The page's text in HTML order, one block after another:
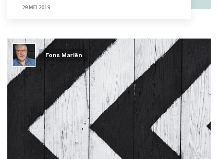
29 MEI 2019
Fons Mariën